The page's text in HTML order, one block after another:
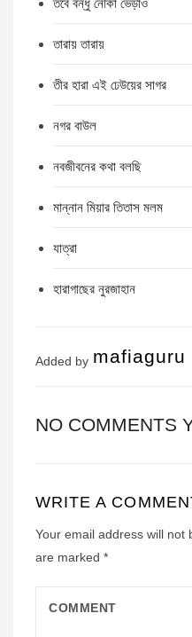
তবে বন্ধু নৌকা ভেড়াও
তারায় তারায়
তীর হারা এই ঢেউয়ের সাগর
নগর বাউল
নবজীবনের কথা বলছি
মান্নান মিয়ার তিতাস মলম
যাত্রা
হারাগাছের নুরজাহান
Added by mafiaguru
NO COMMENTS
WRITE A
Your email address will not
are marked *